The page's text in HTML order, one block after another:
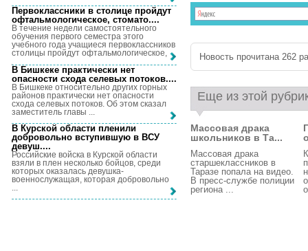
Новость прочитана 262
Еще из этой
Массовая драка
школьников в Та...
Массовая драка
старшеклассников в
Таразе попала на видео.
В пресс-службе полиции
региона ...
Первоклассники в столице пройдут
офтальмологическое, стомато....
В течение недели самостоятельного
обучения первого семестра этого
учебного года учащиеся первоклассников
столицы пройдут офтальмологическое, ...
В Бишкеке практически нет
опасности схода селевых потоков....
В Бишкеке относительно других горных
районов практически нет опасности
схода селевых потоков. Об этом сказал
заместитель главы ...
В Курской области пленили
добровольно вступившую в ВСУ
девуш....
Российские войска в Курской области
взяли в плен несколько бойцов, среди
которых оказалась девушка-
военнослужащая, которая добровольно
...